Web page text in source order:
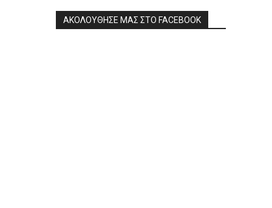
ΑΚΟΛΟΥΘΗΣΕ ΜΑΣ ΣΤΟ FACEBOOK